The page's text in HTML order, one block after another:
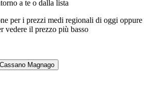
a te o dalla lista
per i prezzi medi regionali di oggi oppure
vedere il prezzo più basso
Cassano Magnago